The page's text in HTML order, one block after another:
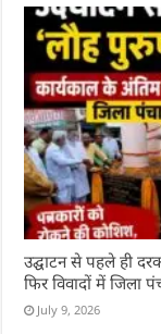
उद्घाटन से पहले ही
फिर विवादों में जिला
July 9, 2026